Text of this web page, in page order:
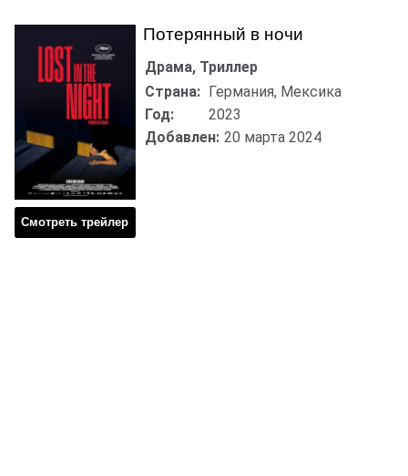
Потерянный в ночи
Смотреть трейлер
Драма, Триллер
Страна: Германия, Мексика
Год:
2023
Добавлен: 20 марта 2024